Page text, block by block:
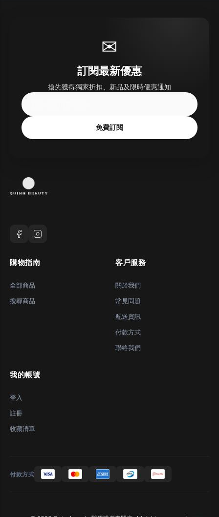
✉
訂閱最新優惠
搶先獲得獨家折扣、新品及限時優惠通知
免費訂閱
購物指南
全部商品
搜尋商品
客戶服務
關於我們
常見問題
配送資訊
付款方式
聯絡我們
我的帳號
登入
註冊
收藏清單
付款方式